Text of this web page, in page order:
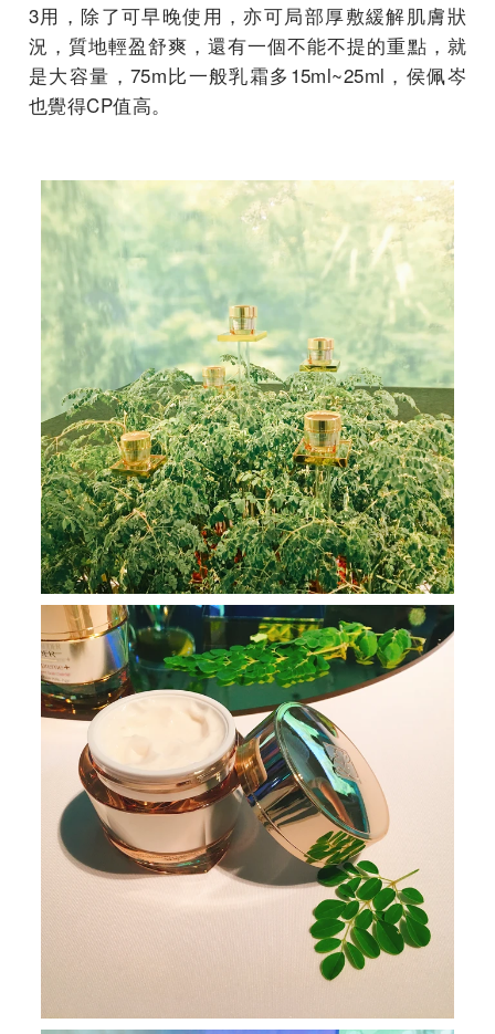
3用，除了可早晚使用，亦可局部厚敷緩解肌膚狀
況，質地輕盈舒爽，還有一個不能不提的重點，就
是大容量，75m比一般乳霜多15ml~25ml，侯佩岑
也覺得CP值高。